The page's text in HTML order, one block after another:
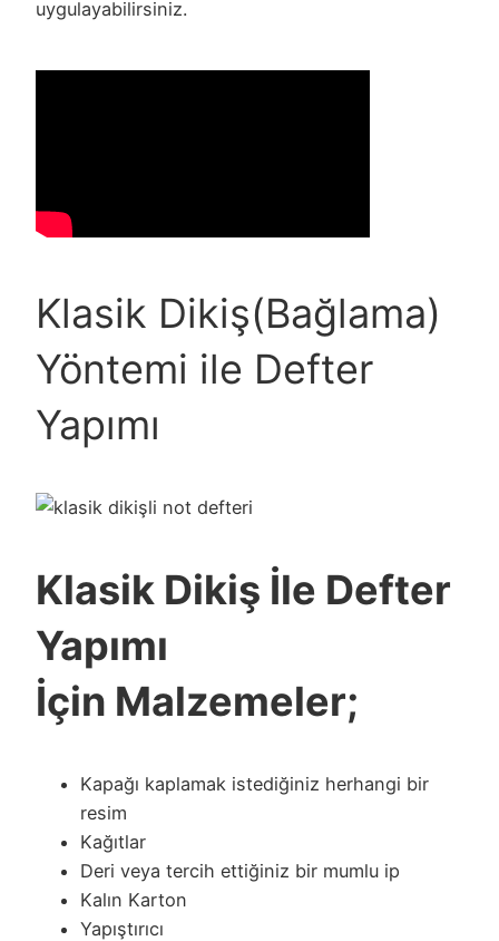
uygulayabilirsiniz.
Klasik Dikiş(Bağlama)
Yöntemi ile Defter
Yapımı
Klasik Dikiş İle Defter
Yapımı
İçin Malzemeler;
Kapağı kaplamak istediğiniz herhangi bir
resim
Kağıtlar
Deri veya tercih ettiğiniz bir mumlu ip
Kalın Karton
Yapıştırıcı